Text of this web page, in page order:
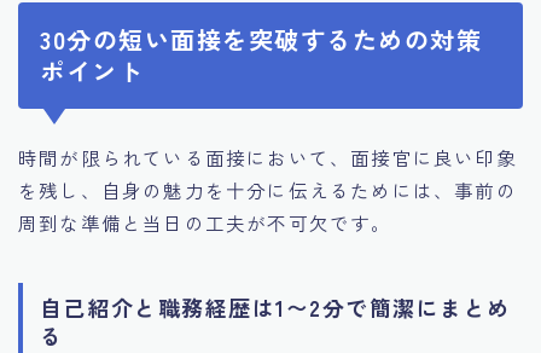
30分の短い面接を突破するための対策
ポイント
時間が限られている面接において、面接官に良い印象
を残し、自身の魅力を十分に伝えるためには、事前の
周到な準備と当日の工夫が不可欠です。
自己紹介と職務経歴は1〜2分で簡潔にまとめ
る